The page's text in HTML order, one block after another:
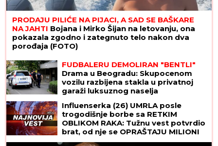
PRODAJU PILIĆE NA PIJACI, A SAD SE BAŠKARE
NA JAHTI Bojana i Mirko Šijan na letovanju, ona
pokazala zgodno i zategnuto telo nakon dva
porođaja (FOTO)
FUDBALERU DEMOLIRAN "BENTLI"
Drama u Beogradu: Skupocenom
vozilu razbijena stakla u privatnoj
garaži luksuznog naselja
Influenserka (26) UMRLA posle
trogodišnje borbe sa RETKIM
OBLIKOM RAKA: Tužnu vest potvrdio
brat, od nje se OPRAŠTAJU MILIONI
PRATILACA